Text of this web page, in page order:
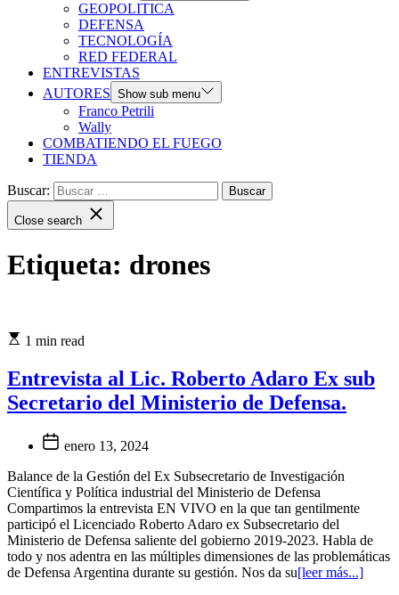
GEOPOLITICA
DEFENSA
TECNOLOGÍA
RED FEDERAL
ENTREVISTAS
AUTORES Show sub menu
Franco Petrili
Wally
COMBATIENDO EL FUEGO
TIENDA
Buscar:
Close search
Etiqueta: drones
1 min read
Entrevista al Lic. Roberto Adaro Ex sub
Secretario del Ministerio de Defensa.
enero 13, 2024
Balance de la Gestión del Ex Subsecretario de Investigación
Científica y Política industrial del Ministerio de Defensa
Compartimos la entrevista EN VIVO en la que tan gentilmente
participó el Licenciado Roberto Adaro ex Subsecretario del
Ministerio de Defensa saliente del gobierno 2019-2023. Habla de
todo y nos adentra en las múltiples dimensiones de las problemáticas
de Defensa Argentina durante su gestión. Nos da su[leer más...]